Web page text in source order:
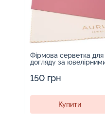
Фірмова серветка для
догляду за
150 грн
Купити